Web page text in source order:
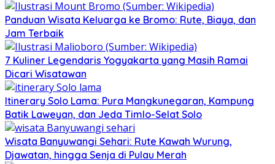
Panduan Wisata Keluarga ke Bromo: Rute, Biaya, dan
Jam Terbaik
7 Kuliner Legendaris Yogyakarta yang Masih Ramai
Dicari Wisatawan
Itinerary Solo Lama: Pura Mangkunegaran, Kampung
Batik Laweyan, dan Jeda Timlo-Selat Solo
Wisata Banyuwangi Sehari: Rute Kawah Wurung,
Djawatan, hingga Senja di Pulau Merah